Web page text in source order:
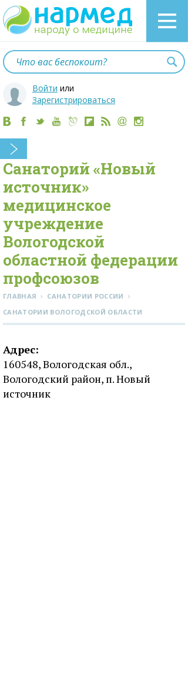
Войти или
Зарегистрироваться
Санаторий «Новый
источник»
медицинское
учреждение
Вологодской
областной федерации
профсоюзов
ГЛАВНАЯ › САНАТОРИИ РОССИИ ›
CАНАТОРИИ ВОЛОГОДСКОЙ ОБЛАСТИ
Адрес:
160548, Вологодская обл.,
Вологодский район, п. Новый
источник